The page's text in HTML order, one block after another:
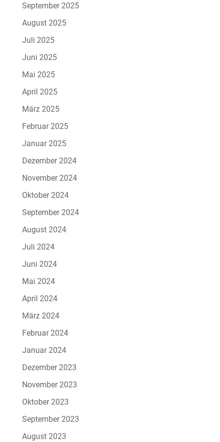
September 2025
August 2025
Juli 2025
Juni 2025
Mai 2025
April 2025
März 2025
Februar 2025
Januar 2025
Dezember 2024
November 2024
Oktober 2024
September 2024
August 2024
Juli 2024
Juni 2024
Mai 2024
April 2024
März 2024
Februar 2024
Januar 2024
Dezember 2023
November 2023
Oktober 2023
September 2023
August 2023